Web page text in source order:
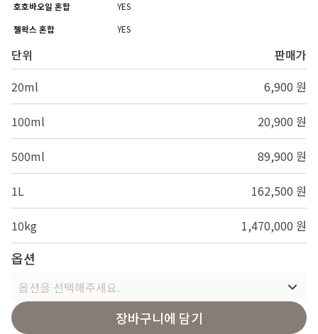
호호바오일 혼합
YES
젤왁스 혼합
YES
단위
판매가
20ml
6,900 원
100ml 20,900 원
500ml 89,900 원
1L 162,500 원
10kg 1,470,000 원
옵션
옵션을 선택해주세요.
장바구니에 담기